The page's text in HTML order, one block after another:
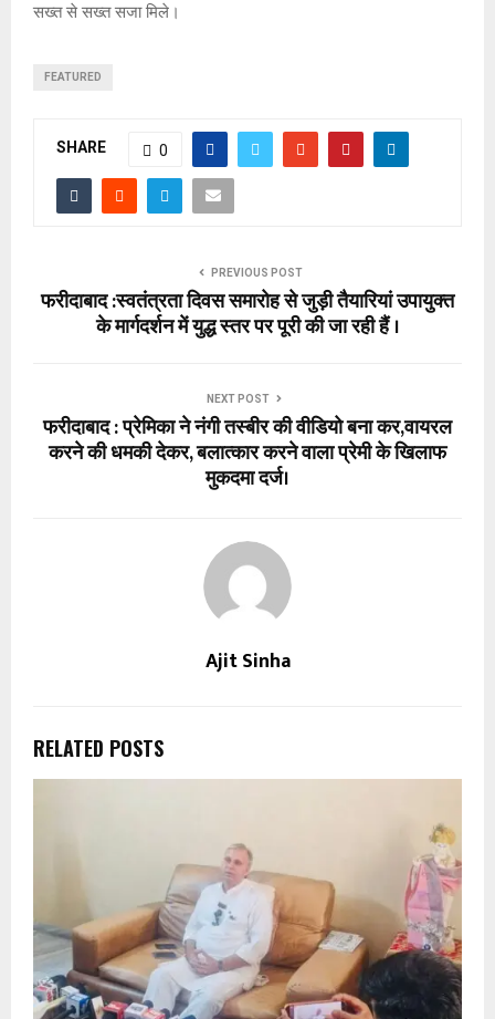
सख्त से सख्त सजा मिले।
FEATURED
SHARE 0
PREVIOUS POST
फरीदाबाद :स्वतंत्रता दिवस समारोह से जुड़ी तैयारियां उपायुक्त
के मार्गदर्शन में युद्ध स्तर पर पूरी की जा रही हैं ।
NEXT POST
फरीदाबाद : प्रेमिका ने नंगी तस्बीर की वीडियो बना कर,वायरल
करने की धमकी देकर, बलात्कार करने वाला प्रेमी के खिलाफ
मुकदमा दर्ज।
Ajit Sinha
RELATED POSTS